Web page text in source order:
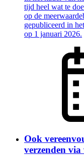
tijd heel wat te
op de
gepubliceerd in
op 1 januari 2026.
Ook
verzenden